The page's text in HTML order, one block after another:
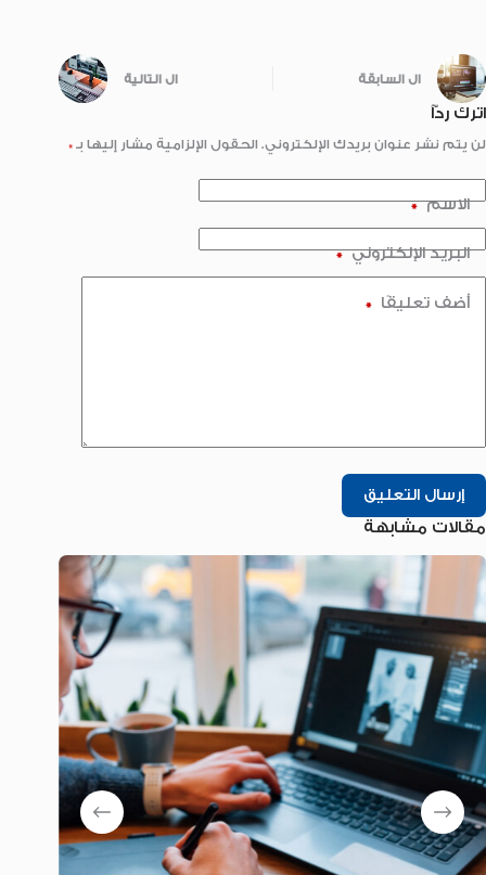
ال السابقة ال التالية
اترك ردّاً
لن يتم نشر عنوان بريدك الإلكتروني. الحقول الإلزامية مشار إليها بـ *
الاسم*
البريد الإلكتروني*
أضف تعليقًا *
إرسال التعليق
مقالات مشابهة